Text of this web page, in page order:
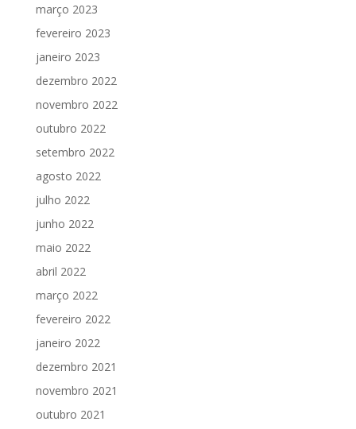
março 2023
fevereiro 2023
janeiro 2023
dezembro 2022
novembro 2022
outubro 2022
setembro 2022
agosto 2022
julho 2022
junho 2022
maio 2022
abril 2022
março 2022
fevereiro 2022
janeiro 2022
dezembro 2021
novembro 2021
outubro 2021